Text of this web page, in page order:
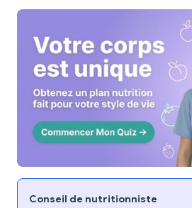
Conseil de nutritionniste